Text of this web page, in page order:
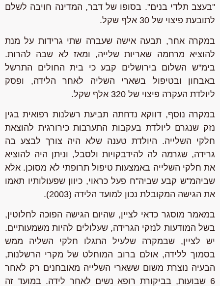
"בעצב תלדי בנים". בסופו של דבר, המדינה חויבה לשלם
לתובעת פיצוי של 30 אלף שקל.
במקרה אחר, תבעה אישה שעברה שתי גרידות על מנת
להוציא מרחמה שאריות שלייה, ומאז לא שבה להרות.
בימ"ש השלום בירושלים קבע כי בית החולים התרשל
באבחון ובטיפול בשארי השליה לאחר הלידה, ופסק
ליולדת העקרה פיצוי של 320 אלף שקל.
במקרה נוסף, דווקא נדחתה תביעת רשלנות רפואית בגין
נזק שנגרם ליולדת בעקבות התערבות כירורגית להוצאת
חלקי השלייה. היולדת טענה שלא היה צורך לבצע בה
גרידה, שגרמה לה להידבקויות ולסבל, וניתן היה להוציא
את חלקי השלייה באמצעות טיפול תרופתי לא מסוכן. אלא
שביהמ"ש קבע שביה"ח פעל כראוי, כיוון שפעולותיו תאמו
את הגישה המקובלת נכון למועד הלידה (2003).
במאמר מוסגר כדאי לציין, שהיום הגישה הפוכה לחלוטין,
בשל המודעות לנזקי הגרידה, שעלולים להיות משמעותיים.
יש לציין, שבמקרה שלעיל התגלו חלקי השליה ממש
בסמוך ללידה, אולם ברוב המוחלט של מקרי הרשלנות,
הבעיה נוצרת משום ששארי השלייה מאובחנים רק לאחר
6 שבועות, בביקורת רופא נשים לאחר לידה. במועד זה